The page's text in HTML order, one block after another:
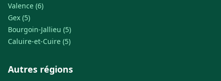
Valence (6)
Gex (5)
Bourgoin-Jallieu (5)
Caluire-et-Cuire (5)
Autres régions